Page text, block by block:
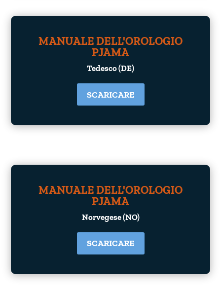
MANUALE DELL'OROLOGIO
PJAMA
Tedesco (DE)
SCARICARE
MANUALE DELL'OROLOGIO
PJAMA
Norvegese (NO)
SCARICARE